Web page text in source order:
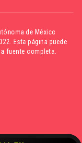
de México
Esta página puede
fuente completa.